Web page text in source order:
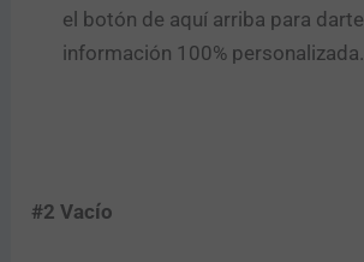
el botón de aquí arriba para darte
información 100% personalizada.
#2 Vacío